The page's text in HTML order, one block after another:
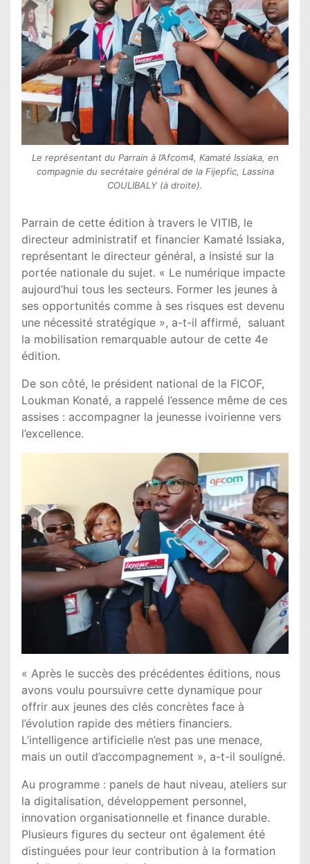
Le représentant du Parrain à l’Afcom4, Kamaté Issiaka, en
compagnie du secrétaire général de la Fijepfic, Lassina
COULIBALY (à droite).
Parrain de cette édition à travers le VITIB, le
directeur administratif et financier Kamaté Issiaka,
représentant le directeur général, a insisté sur la
portée nationale du sujet. « Le numérique impacte
aujourd’hui tous les secteurs. Former les jeunes à
ses opportunités comme à ses risques est devenu
une nécessité stratégique », a-t-il affirmé, saluant
la mobilisation remarquable autour de cette 4e
édition.
De son côté, le président national de la FICOF,
Loukman Konaté, a rappelé l’essence même de ces
assises : accompagner la jeunesse ivoirienne vers
l’excellence.
« Après le succès des précédentes éditions, nous
avons voulu poursuivre cette dynamique pour
offrir aux jeunes des clés concrètes face à
l’évolution rapide des métiers financiers.
L’intelligence artificielle n’est pas une menace,
mais un outil d’accompagnement », a-t-il souligné.
Au programme : panels de haut niveau, ateliers sur
la digitalisation, développement personnel,
innovation organisationnelle et finance durable.
Plusieurs figures du secteur ont également été
distinguées pour leur contribution à la formation